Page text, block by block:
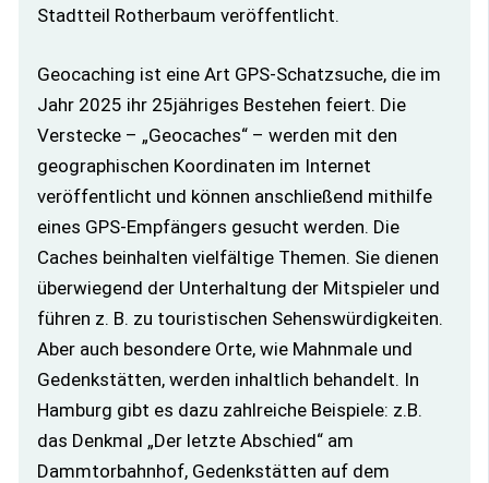
Stadtteil Rotherbaum veröffentlicht.
Geocaching ist eine Art GPS-Schatzsuche, die im
Jahr 2025 ihr 25jähriges Bestehen feiert. Die
Verstecke – „Geocaches“ – werden mit den
geographischen Koordinaten im Internet
veröffentlicht und können anschließend mithilfe
eines GPS-Empfängers gesucht werden. Die
Caches beinhalten vielfältige Themen. Sie dienen
überwiegend der Unterhaltung der Mitspieler und
führen z. B. zu touristischen Sehenswürdigkeiten.
Aber auch besondere Orte, wie Mahnmale und
Gedenkstätten, werden inhaltlich behandelt. In
Hamburg gibt es dazu zahlreiche Beispiele: z.B.
das Denkmal „Der letzte Abschied“ am
Dammtorbahnhof, Gedenkstätten auf dem